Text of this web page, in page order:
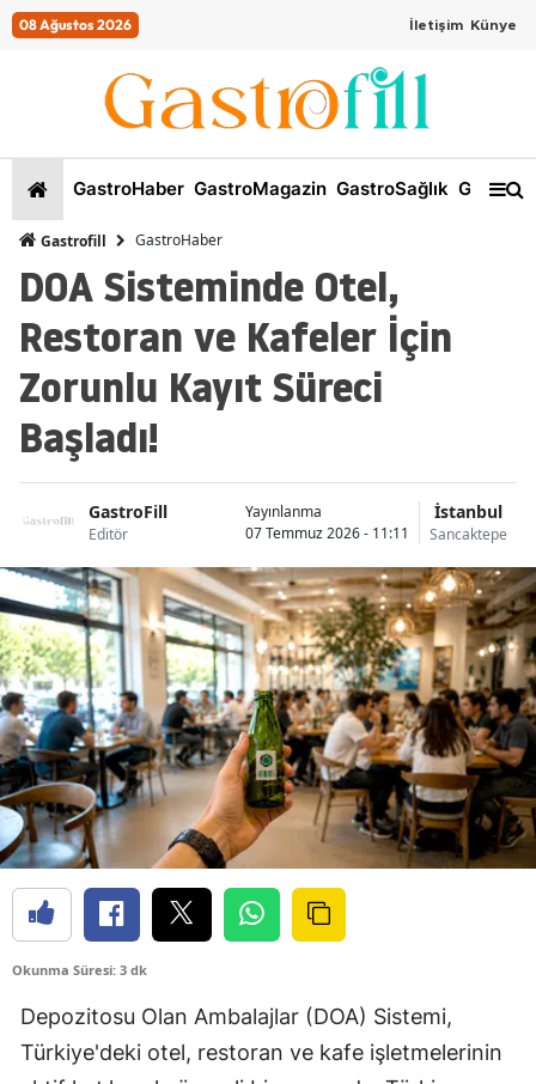
08 Ağustos 2026 İletişim Künye
GastroHaber GastroMagazin GastroSağlık
Gastrofill GastroHaber
DOA Sisteminde Otel,
Restoran ve Kafeler İçin
Zorunlu Kayıt Süreci
Başladı!
GastroFill
Editör
Yayınlanma
07 Temmuz 2026 - 11:11
İstanbul
Sancaktepe
Okunma Süresi: 3 dk
Depozitosu Olan Ambalajlar (DOA) Sistemi,
Türkiye'deki otel, restoran ve kafe işletmelerinin